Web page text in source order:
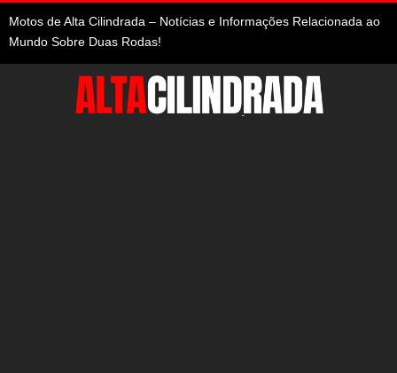
Motos de Alta Cilindrada – Notícias e Informações Relacionada ao
Mundo Sobre Duas Rodas!